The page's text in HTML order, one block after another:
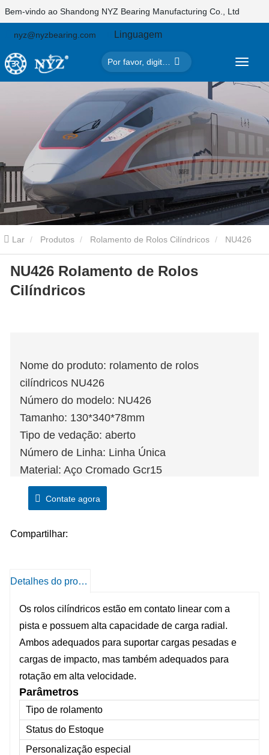
Bem-vindo ao Shandong NYZ Bearing Manufacturing Co., Ltd
nyz@nyzbearing.com Linguagem
Lar Produtos Rolamento de Rolos Cilíndricos
Rolamento de Rolos Cilíndricos
NU426 Rolamento de Rolos
Cilíndricos
Nome do produto: rolamento de rolos
cilíndricos NU426
Número do modelo: NU426
Tamanho: 130*340*78mm
Tipo de vedação: aberto
Número de Linha: Linha Única
Material: Aço Cromado Gcr15
Aplicação: Máquinas para fabricação de papel,
redutores de velocidade, eixos de veículos
engrenagens, rolos de laminação de
Prazo de entrega: 1-3 dias para amostras ou
em estoque2) 10-15 dias para pedidos
Contate agora
Compartilhar:
Detalhes do produto
Os rolos cilíndricos estão em contato linear com a
pista e possuem alta capacidade de carga radial.
Ambos adequados para suportar cargas pesadas e
cargas de impacto, mas também adequados para
rotação em alta velocidade.
Parâmetros
Tipo de rolamento
Status do Estoque
Personalização especial